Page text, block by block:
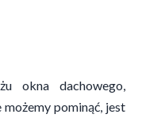
okna dachowego,
pominąć, jest